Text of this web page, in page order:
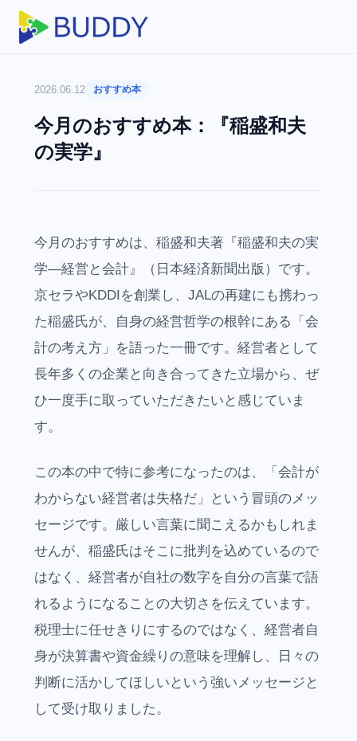
2026.06.12 おすすめ本
今月のおすすめ本：『稲盛和夫
の実学』
今月のおすすめは、稲盛和夫著『稲盛和夫の実
学―経営と会計』（日本経済新聞出版）です。
京セラやKDDIを創業し、JALの再建にも携わっ
た稲盛氏が、自身の経営哲学の根幹にある「会
計の考え方」を語った一冊です。経営者として
長年多くの企業と向き合ってきた立場から、ぜ
ひ一度手に取っていただきたいと感じていま
す。
この本の中で特に参考になったのは、「会計が
わからない経営者は失格だ」という冒頭のメッ
セージです。厳しい言葉に聞こえるかもしれま
せんが、稲盛氏はそこに批判を込めているので
はなく、経営者が自社の数字を自分の言葉で語
れるようになることの大切さを伝えています。
税理士に任せきりにするのではなく、経営者自
身が決算書や資金繰りの意味を理解し、日々の
判断に活かしてほしいという強いメッセージと
して受け取りました。